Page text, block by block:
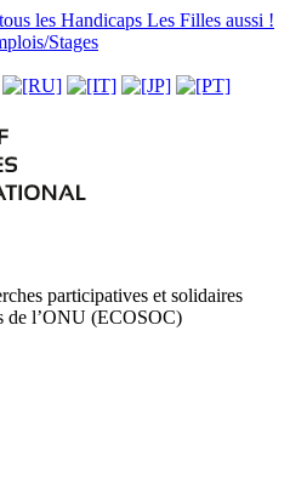
les Handicaps Les Filles aussi !
Stages
participatives et solidaires
de l’ONU (ECOSOC)